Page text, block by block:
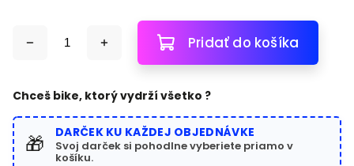
Pridať do košíka
Chceš bike, ktorý vydrží všetko ?
🎁 DARČEK KU KAŽDEJ OBJEDNÁVKE
Svoj darček si pohodlne vyberiete priamo v
košíku.